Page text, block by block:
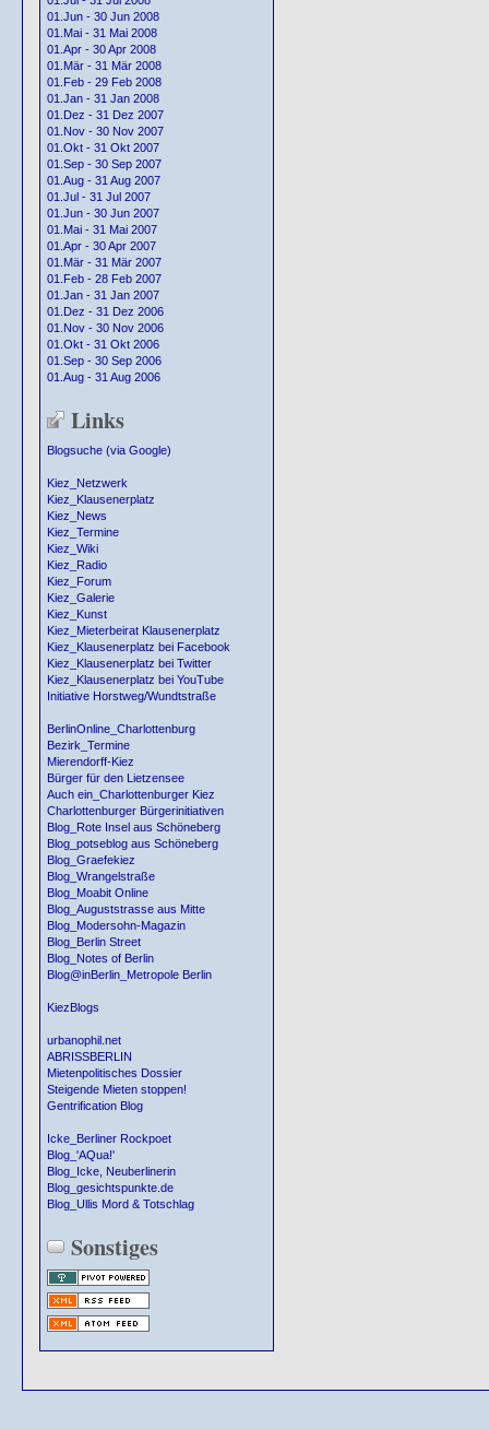
01.Jun - 30 Jun 2008
01.Mai - 31 Mai 2008
01.Apr - 30 Apr 2008
01.Mär - 31 Mär 2008
01.Feb - 29 Feb 2008
01.Jan - 31 Jan 2008
01.Dez - 31 Dez 2007
01.Nov - 30 Nov 2007
01.Okt - 31 Okt 2007
01.Sep - 30 Sep 2007
01.Aug - 31 Aug 2007
01.Jul - 31 Jul 2007
01.Jun - 30 Jun 2007
01.Mai - 31 Mai 2007
01.Apr - 30 Apr 2007
01.Mär - 31 Mär 2007
01.Feb - 28 Feb 2007
01.Jan - 31 Jan 2007
01.Dez - 31 Dez 2006
01.Nov - 30 Nov 2006
01.Okt - 31 Okt 2006
01.Sep - 30 Sep 2006
01.Aug - 31 Aug 2006
Links
Blogsuche (via Google)
Kiez_Netzwerk
Kiez_Klausenerplatz
Kiez_News
Kiez_Termine
Kiez_Wiki
Kiez_Radio
Kiez_Forum
Kiez_Galerie
Kiez_Kunst
Kiez_Mieterbeirat Klausenerplatz
Kiez_Klausenerplatz bei Facebook
Kiez_Klausenerplatz bei Twitter
Kiez_Klausenerplatz bei YouTube
Initiative Horstweg/Wundtstraße
BerlinOnline_Charlottenburg
Bezirk_Termine
Mierendorff-Kiez
Bürger für den Lietzensee
Auch ein_Charlottenburger Kiez
Charlottenburger Bürgerinitiativen
Blog_Rote Insel aus Schöneberg
Blog_potseblog aus Schöneberg
Blog_Graefekiez
Blog_Wrangelstraße
Blog_Moabit Online
Blog_Auguststrasse aus Mitte
Blog_Modersohn-Magazin
Blog_Berlin Street
Blog_Notes of Berlin
Blog@inBerlin_Metropole Berlin
KiezBlogs
urbanophil.net
ABRISSBERLIN
Mietenpolitisches Dossier
Steigende Mieten stoppen!
Gentrification Blog
Icke_Berliner Rockpoet
Blog_'AQua!'
Blog_Icke, Neuberlinerin
Blog_gesichtspunkte.de
Blog_Ullis Mord & Totschlag
Sonstiges